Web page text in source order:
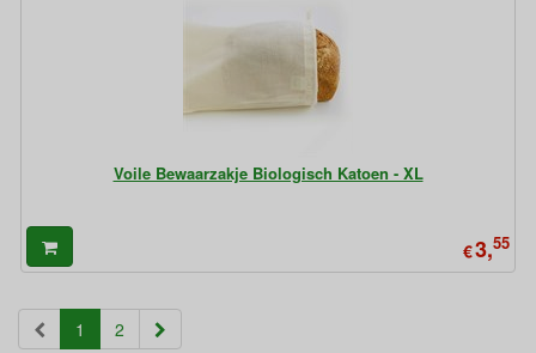
Voile Bewaarzakje Biologisch Katoen - XL
€3,55
1 (current)
2